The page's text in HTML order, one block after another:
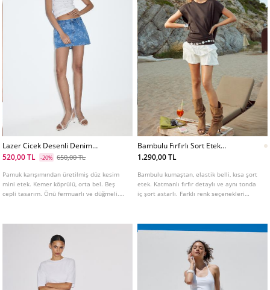
Lazer Cicek Desenli Denim
Sort Etek
520,00 TL -20% 650,00 TL
Pamuk karışımından üretilmiş düz kesim
mini etek. Kemer köprülü, orta bel. Beş
cepli tasarım. Önü fermuarlı ve düğmeli.
Bambulu Fırfırlı Sort Etek
L01261250
1.290,00 TL
Bambulu kumaştan, elastik belli, kısa şort
etek. Katmanlı fırfır detaylı ve aynı tonda
iç şort astarlı. Farklı renk seçenekleri